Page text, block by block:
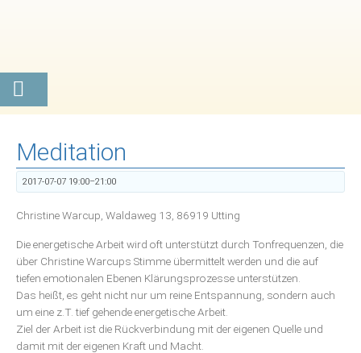
Meditation
2017-07-07 19:00–21:00
Christine Warcup, Waldaweg 13, 86919 Utting
Die energetische Arbeit wird oft unterstützt durch Tonfrequenzen, die
über Christine Warcups Stimme übermittelt werden und die auf
tiefen emotionalen Ebenen Klärungsprozesse unterstützen.
Das heißt, es geht nicht nur um reine Entspannung, sondern auch
um eine z.T. tief gehende energetische Arbeit.
Ziel der Arbeit ist die Rückverbindung mit der eigenen Quelle und
damit mit der eigenen Kraft und Macht.